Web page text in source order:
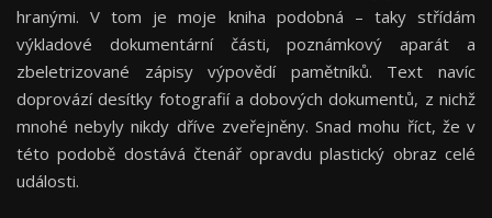
hranými. V tom je moje kniha podobná – taky střídám
výkladové dokumentární části, poznámkový aparát a
zbeletrizované zápisy výpovědí pamětníků. Text navíc
doprovází desítky fotografií a dobových dokumentů, z nichž
mnohé nebyly nikdy dříve zveřejněny. Snad mohu říct, že v
této podobě dostává čtenář opravdu plastický obraz celé
události.